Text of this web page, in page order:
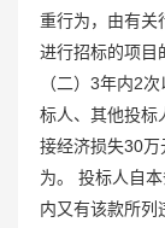
重行为，由有关
进行招标的项目
（二）3年内2
标人、其他投标
接经济损失30
为。 投标人自
内又有该款所列